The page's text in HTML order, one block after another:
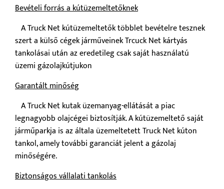
Bevételi forrás a kútüzemeltetőknek
A Truck Net kútüzemeltetők többlet bevételre tesznek
szert a külső cégek járműveinek Trcuck Net kártyás
tankolásai után az eredetileg csak saját használatú
üzemi gázolajkútjukon
Garantált minőség
A Truck Net kutak üzemanyag-ellátását a piac
legnagyobb olajcégei biztosítják. A kútüzemeltető saját
járműparkja is az általa üzemeltetett Truck Net kúton
tankol, amely további garanciát jelent a gázolaj
minőségére.
Biztonságos vállalati tankolás